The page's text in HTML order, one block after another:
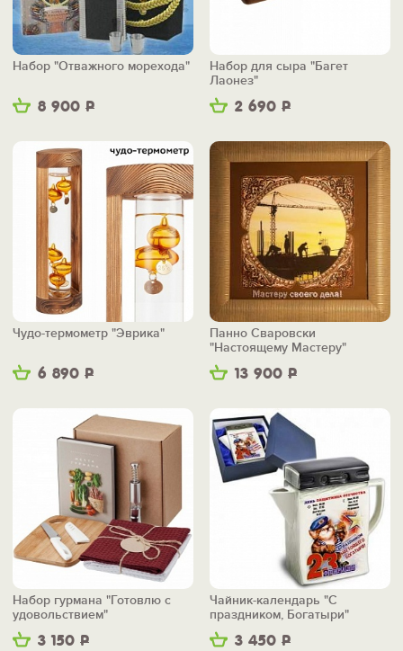
8 900 Р
Набор "Отважного морехода"
2 690 Р
Набор для сыра "Багет
Лаонез"
6 890 Р
Чудо-термометр "Эврика"
13 900 Р
Панно Сваровски
"Настоящему Мастеру"
3 150 Р
Набор гурмана "Готовлю с
удовольствием"
3 450 Р
Чайник-календарь "С
праздником, Богатыри"